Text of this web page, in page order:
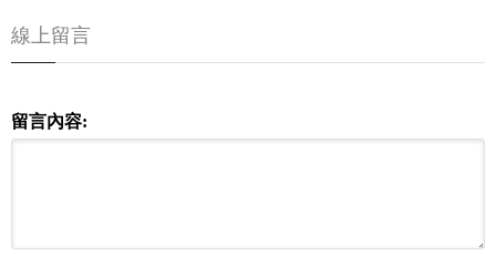
線上留言
留言內容: